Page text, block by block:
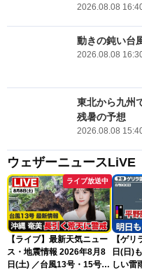
2026.08.08
動きの鈍い台
2026.08.08
東北から九州
残暑の予想
2026.08.08
ウェザーニュースLiVE
ライブ放送中
【ライブ】最新天気ニュー
ス・地震情報 2026年8月8
日(土) ／台風13号・15号
【ゲ
日(日)
しい雷